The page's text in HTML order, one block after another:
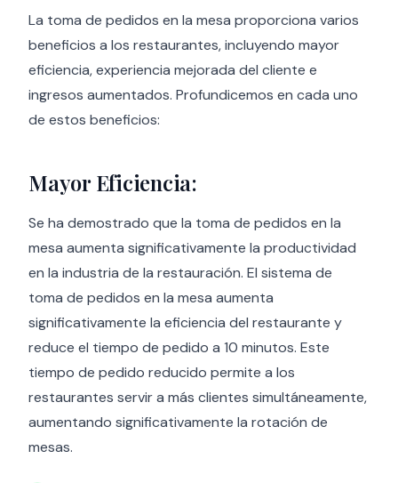
La toma de pedidos en la mesa proporciona varios
beneficios a los restaurantes, incluyendo mayor
eficiencia, experiencia mejorada del cliente e
ingresos aumentados. Profundicemos en cada uno
de estos beneficios:
Mayor Eficiencia:
Se ha demostrado que la toma de pedidos en la
mesa aumenta significativamente la productividad
en la industria de la restauración. El sistema de
toma de pedidos en la mesa aumenta
significativamente la eficiencia del restaurante y
reduce el tiempo de pedido a 10 minutos. Este
tiempo de pedido reducido permite a los
restaurantes servir a más clientes simultáneamente,
aumentando significativamente la rotación de
mesas.